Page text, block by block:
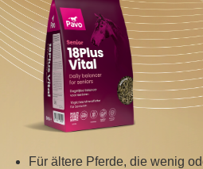
Für ältere Pferde, die wenig